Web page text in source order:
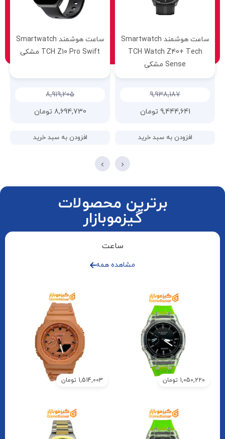
ساعت هوشمند Smartwatch
TCH Watch Z40+ Tech
Sense مشکی
9,938,187
9,444,641 تومان
افزودن به سبد خرید
ساعت هوشمند Smartwatch
TCH Z10 Pro Swift مشکی
8,919,205
8,694,730 تومان
افزودن به سبد خرید
‹
›
برترین محصولات
گیزموبازار
ساعت
مشاهده همه
1,050,220 تومان 1,514,003 تومان